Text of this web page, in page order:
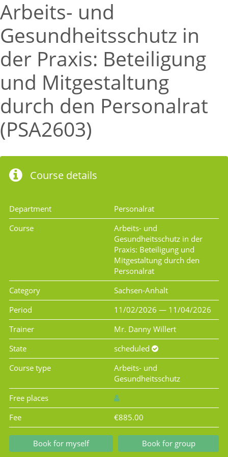
Arbeits- und
Gesundheitsschutz in
der Praxis: Beteiligung
und Mitgestaltung
durch den Personalrat
(PSA2603)
Course details
Department
Personalrat
Course
Arbeits- und
Gesundheitsschutz in der
Praxis: Beteiligung und
Mitgestaltung durch den
Personalrat
Category
Sachsen-Anhalt
Period
11/02/2026 — 11/04/2026
Trainer
Mr. Danny Willert
State
scheduled
Course type
Arbeits- und
Gesundheitsschutz
Free places
Fee
€885.00
Book for myself Book for group